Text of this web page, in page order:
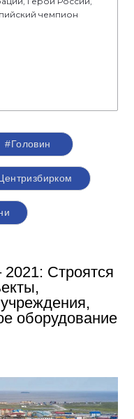
чемпион
#Головин
Строятся
оборудование